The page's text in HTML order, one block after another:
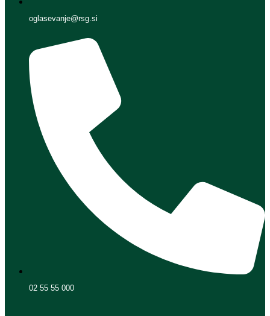
oglasevanje@rsg.si
02 55 55 000